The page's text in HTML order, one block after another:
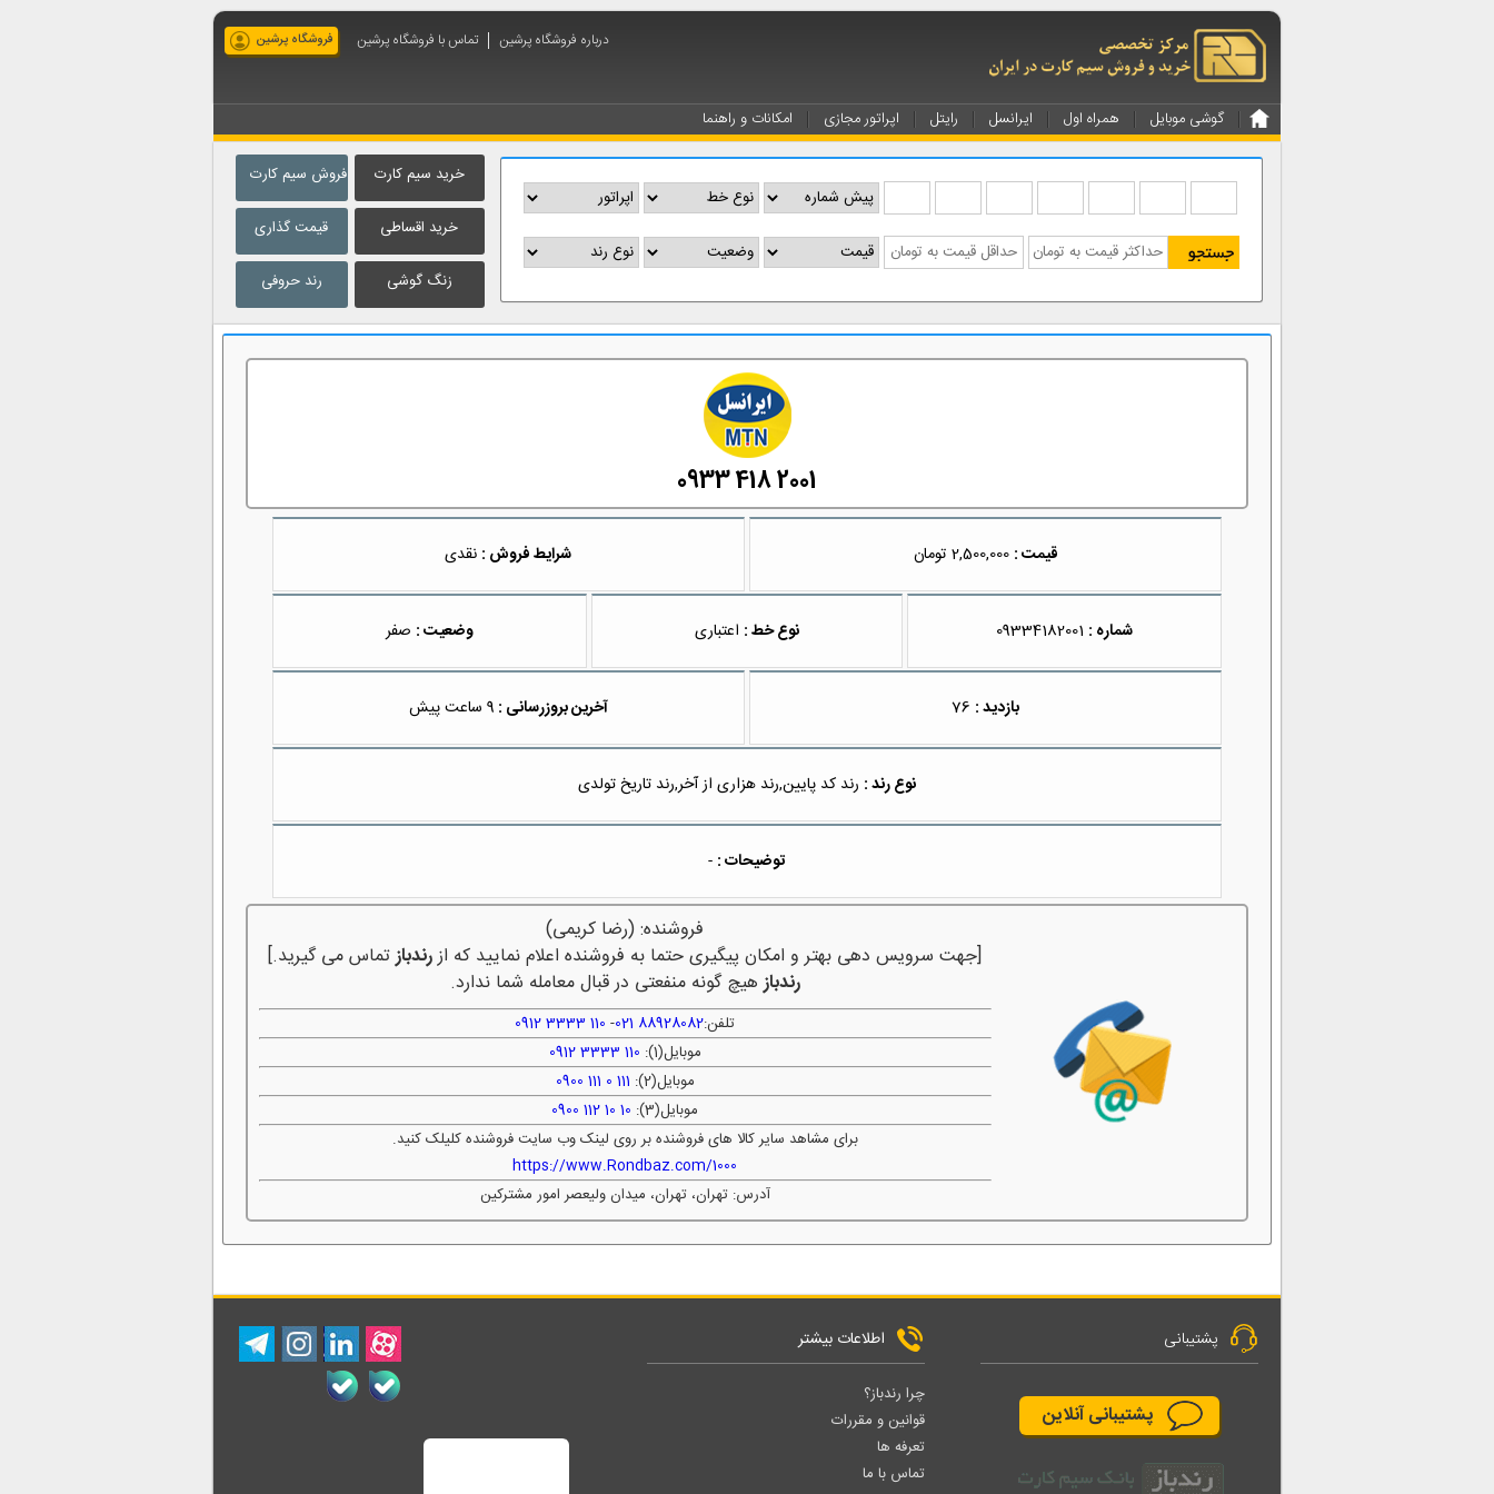
فروشگاه پرشین درباره فروشگاه پرشین تماس با فروشگاه پرشین
گوشی موبایل همراه اول ایرانسل رایتل اپراتور مجازی امکانات و راهنما
فروش سیم کارت
قیمت گذاری
رند حروفی
خرید سیم کارت
خرید اقساطی
زنگ گوشی
0933 418 2001
قیمت : 2,500,000 تومان شرایط فروش : نقدی
شماره : 09334182001 نوع خط : اعتباری وضعیت : صفر
بازدید : آخرین بروزرسانی : 9 ساعت پیش
نوع رند : رند کد پایین,رند هزاری از آخر,رند تاریخ تولدی
توضیحات : -
فروشنده: (رضا کریمی)
[جهت سرویس دهی بهتر و امکان پیگیری حتما به فروشنده اعلام نمایید که ازرندبازتماس می گیرید.]
رندبازهیچ گونه منفعتی در قبال معامله شما ندارد.
تلفن:88928082 021
-
110 3333 0912
موبایل(1):
110 3333 0912
موبایل(2):
111 0 111 0900
موبایل(3):
10 10 112 0900
برای مشاهد سایر کالا های فروشنده بر روی لینک وب سایت فروشنده کلیلک کنید.
https://www.Rondbaz.com/1000
آدرس: تهران، تهران، میدان ولیعصر امور مشترکین
پشتیبانی
پشتیبانی آنلاین
اطلاعات بیشتر
چرا رندباز؟
قوانین و مقررات
تعرفه ها
تماس با ما